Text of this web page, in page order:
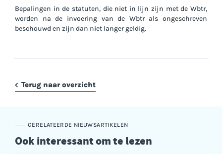
Bepalingen in de statuten, die niet in lijn zijn met de Wbtr,
worden na de invoering van de Wbtr als ongeschreven
beschouwd en zijn dan niet langer geldig.
Terug naar overzicht
GERELATEERDE NIEUWSARTIKELEN
Ook interessant om te lezen